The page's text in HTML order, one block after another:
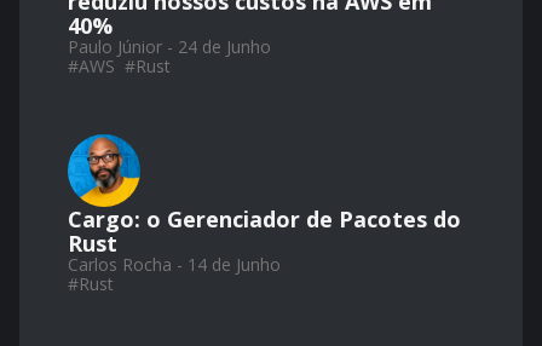
40%
Paulo Júnior - 24 de Junho
#AWS #Rust
Cargo: o Gerenciador de Pacotes do
Rust
Carlos Rocha - 14 de Junho
#Rust